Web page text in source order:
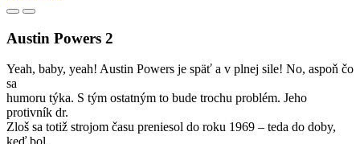
Austin Powers 2
Yeah, baby, yeah! Austin Powers je späť a v plnej sile! No, aspoň čo
sa
humoru týka. S tým ostatným to bude trochu problém. Jeho
protivník dr.
Zloš sa totiž strojom času preniesol do roku 1969 – teda do doby,